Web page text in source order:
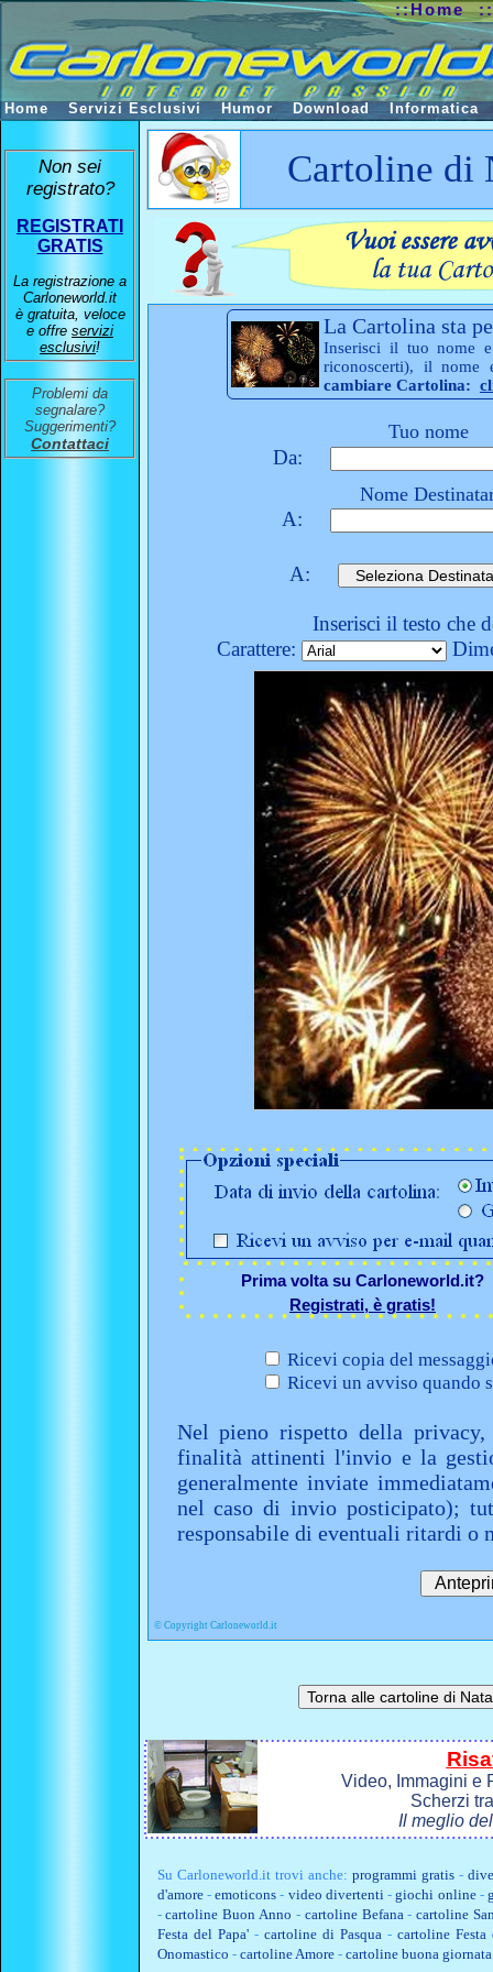
Cartoline di
La Cartolina sta
Inserisci il tuo nome
riconoscerti), il
cambiare Cartolina:
Tuo nome
Da:
Nome
A:
A:
Inserisci il testo che
Carattere:
Prima volta su Carloneworld.it?
Registrati, è gratis!
Ricevi copia del
Ricevi un avviso quando
Nel pieno rispetto della
finalità attinenti l'invio e la
generalmente inviate
nel caso di invio posticipato);
responsabile di eventuali ritardi o
© Copyright Carloneworld.it
Video, Immagini e
Scherzi
Il meglio
Su Carloneworld.ittrovi anche: programmi gratis-
d'amore-emoticons - video divertenti-giochi online-
-cartoline Buon Anno - cartoline Befana-cartoline
Festa del Papa'- cartoline di Pasqua- cartoline Festa
Onomastico - cartoline Amore- cartoline buona giornata
Non sei
registrato?
REGISTRATI
GRATIS
La registrazione a
Carloneworld.it
è gratuita, veloce
e offre servizi
esclusivi!
Problemi da
segnalare?
Suggerimenti?
Contattaci
::Home
Home Servizi Esclusivi Humor Download Informatica